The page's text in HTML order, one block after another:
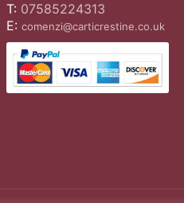
T: 07585224313
E: comenzi@carticrestine.co.uk